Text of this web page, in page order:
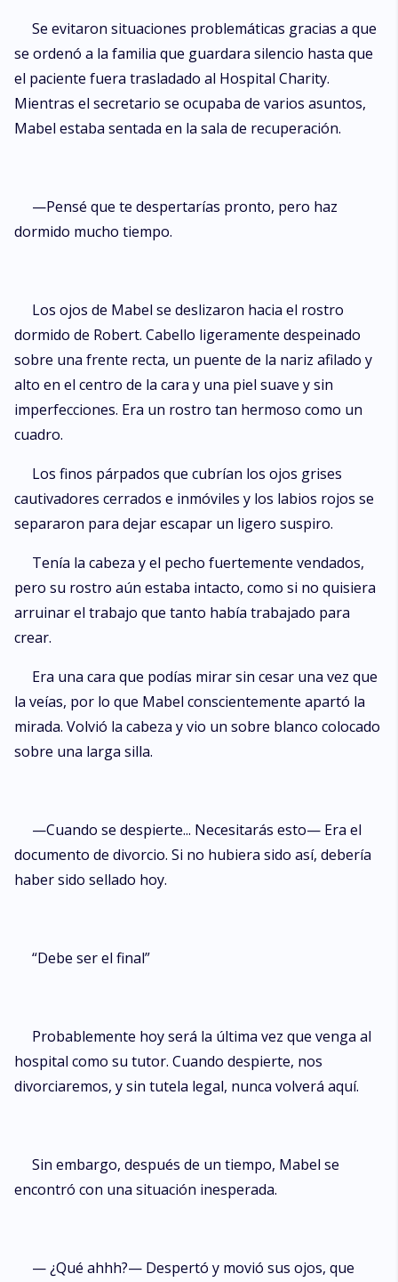
Se evitaron situaciones problemáticas gracias a que
se ordenó a la familia que guardara silencio hasta que
el paciente fuera trasladado al Hospital Charity.
Mientras el secretario se ocupaba de varios asuntos,
Mabel estaba sentada en la sala de recuperación.
—Pensé que te despertarías pronto, pero haz
dormido mucho tiempo.
Los ojos de Mabel se deslizaron hacia el rostro
dormido de Robert. Cabello ligeramente despeinado
sobre una frente recta, un puente de la nariz afilado y
alto en el centro de la cara y una piel suave y sin
imperfecciones. Era un rostro tan hermoso como un
cuadro.
Los finos párpados que cubrían los ojos grises
cautivadores cerrados e inmóviles y los labios rojos se
separaron para dejar escapar un ligero suspiro.
Tenía la cabeza y el pecho fuertemente vendados,
pero su rostro aún estaba intacto, como si no quisiera
arruinar el trabajo que tanto había trabajado para
crear.
Era una cara que podías mirar sin cesar una vez que
la veías, por lo que Mabel conscientemente apartó la
mirada. Volvió la cabeza y vio un sobre blanco colocado
sobre una larga silla.
—Cuando se despierte... Necesitarás esto— Era el
documento de divorcio. Si no hubiera sido así, debería
haber sido sellado hoy.
“Debe ser el final”
Probablemente hoy será la última vez que venga al
hospital como su tutor. Cuando despierte, nos
divorciaremos, y sin tutela legal, nunca volverá aquí.
Sin embargo, después de un tiempo, Mabel se
encontró con una situación inesperada.
— ¿Qué ahhh?— Despertó y movió sus ojos, que